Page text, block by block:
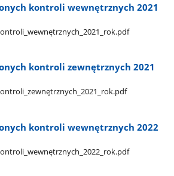
kontroli wewnętrznych 2021
kontroli zewnętrznych 2021
kontroli wewnętrznych 2022